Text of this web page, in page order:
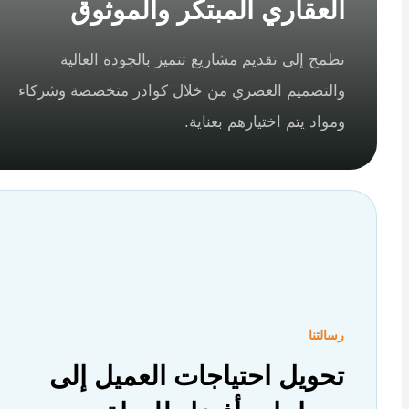
العقاري المبتكر والموثوق
نطمح إلى تقديم مشاريع تتميز بالجودة العالية
والتصميم العصري من خلال كوادر متخصصة وشركاء
ومواد يتم اختيارهم بعناية.
تحويل احتياجات العميل إلى